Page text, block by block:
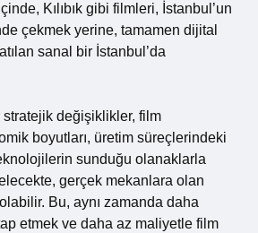
Kılıbık gibi filmleri, İstanbul’un
çekmek yerine, tamamen dijital
sanal bir İstanbul’da
değişiklikler, film
boyutları, üretim süreçlerindeki
sunduğu olanaklarla
gerçek mekanlara olan
olabilir. Bu, aynı zamanda daha
etmek ve daha az maliyetle film